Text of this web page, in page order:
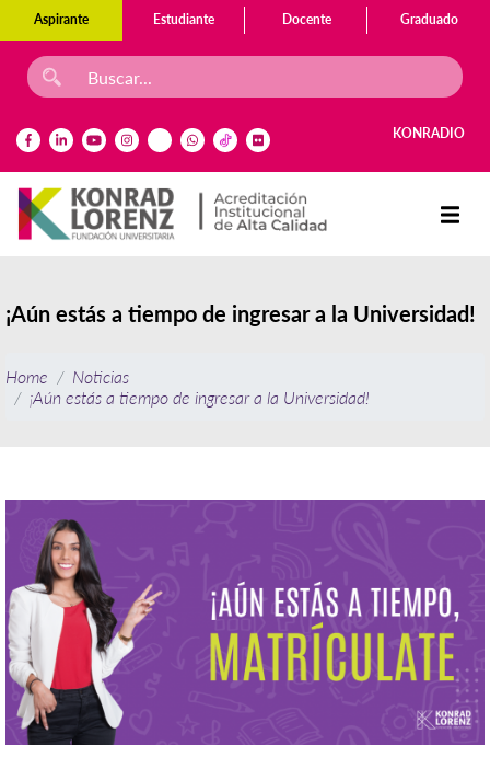
Aspirante Estudiante Docente Graduado
KONRADIO
¡Aún estás a tiempo de ingresar a la Universidad!
Home
Noticias
¡Aún estás a tiempo de ingresar a la Universidad!